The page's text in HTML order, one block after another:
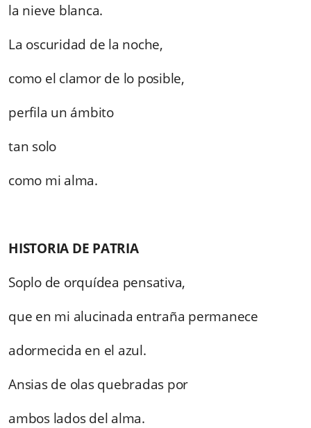
la nieve blanca.
La oscuridad de la noche,
como el clamor de lo posible,
perfila un ámbito
tan solo
como mi alma.
HISTORIA DE PATRIA
Soplo de orquídea pensativa,
que en mi alucinada entraña permanece
adormecida en el azul.
Ansias de olas quebradas por
ambos lados del alma.